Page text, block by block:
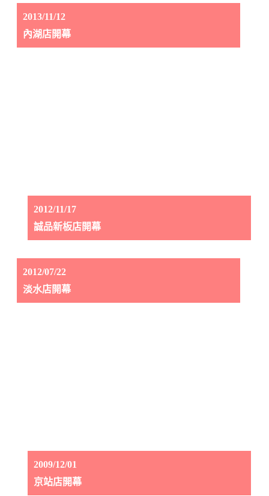
2013/11/12
內湖店開幕
2012/11/17
誠品新板店開幕
2012/07/22
淡水店開幕
2009/12/01
京站店開幕